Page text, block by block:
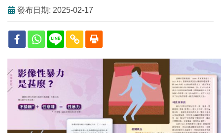
發布日期: 2025-02-17